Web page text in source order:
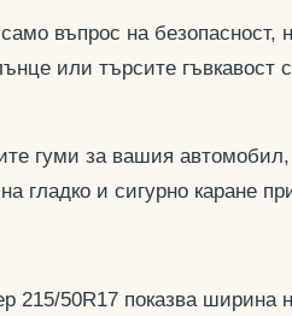
въпрос на
или търсите
гуми за вашия
и сигурно каране
215/50R17 показва